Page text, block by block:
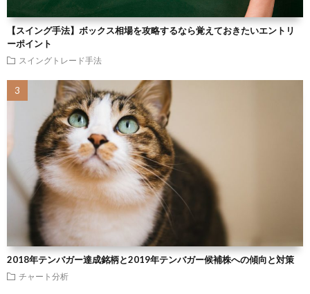
【スイング手法】ボックス相場を攻略するなら覚えておきたいエントリ
ーポイント
スイングトレード手法
2018年テンバガー達成銘柄と2019年テンバガー候補株への傾向と対策
チャート分析